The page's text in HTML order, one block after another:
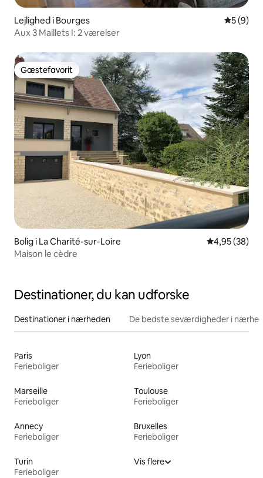
Lejlighed i Bourges 5 ud af 5
5 (9)
Aux 3 Maillets I: 2 værelser
Gæstefavorit
Gæstefavorit
Bolig i La Charité-sur-Loire 4,95 ud af 5 i
4,95 (38)
Maison le cèdre
Destinationer, du kan udforske
Destinationer i nærheden De bedste seværdigheder i
Paris
Ferieboliger
Lyon
Ferieboliger
Marseille
Ferieboliger
Toulouse
Ferieboliger
Annecy
Ferieboliger
Bruxelles
Ferieboliger
Turin
Ferieboliger
Vis flere